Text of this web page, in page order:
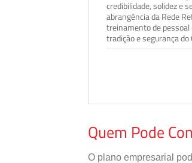
credibilidade, solidez e
abrangência da Rede
treinamento de pessoal
tradição e segurança
Quem Pode
O plano empresarial